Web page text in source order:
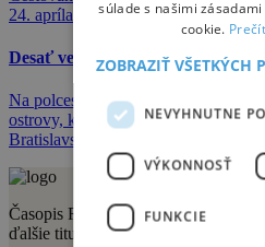
24. apríla 2023
Desať vecí, ktoré uvidíte a
Na polceste medzi pevninskou
ostrovy, ktoré sú akoby hodené do
Bratislavský kraj, no aké sú malé,
Časopis Relax vydáva
ďalšie tituly patria aj:
súlade s našimi
cookie.
ZOBRAZIŤ VŠETKÝCH
NEVYHNUTNE
VÝKONNOSŤ
FUNKCIE